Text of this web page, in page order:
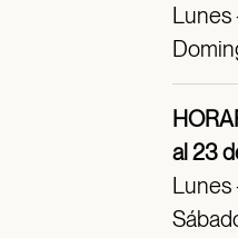
Lunes
al 23
Lunes